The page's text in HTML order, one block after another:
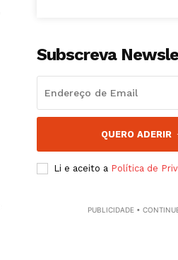
Subscreva
QUERO ADERIR
Li e aceito a Política de
PUBLICIDADE •